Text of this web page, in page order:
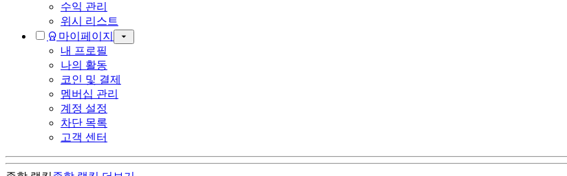
수익 관리
위시 리스트
마이페이지
내 프로필
나의 활동
코인 및 결제
멤버십 관리
계정 설정
차단 목록
고객 센터